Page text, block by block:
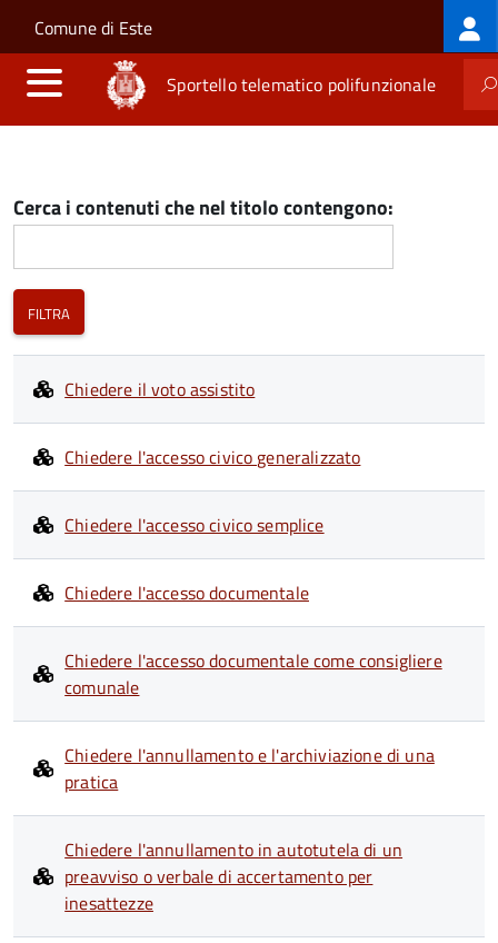
Salta al contenuto principale
Skip to site navigation
Comune di Este
Sportello telematico polifunzionale
Cerca i contenuti che nel titolo contengono:
Chiedere il voto assistito
Chiedere l'accesso civico generalizzato
Chiedere l'accesso civico semplice
Chiedere l'accesso documentale
Chiedere l'accesso documentale come consigliere
comunale
Chiedere l'annullamento e l'archiviazione di una
pratica
Chiedere l'annullamento in autotutela di un
preavviso o verbale di accertamento per
inesattezze